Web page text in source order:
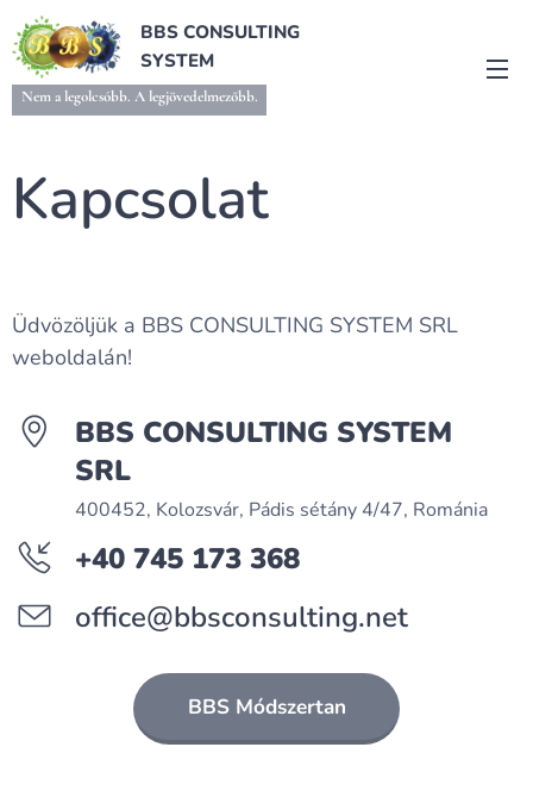
BBS CONSULTING
SYSTEM
Nem a legolcsóbb. A legjövedelmezőbb.
Kapcsolat
Üdvözöljük a BBS CONSULTING SYSTEM SRL
weboldalán!
BBS CONSULTING SYSTEM
SRL
400452, Kolozsvár, Pádis sétány 4/47, Románia
+40 745 173 368
office@bbsconsulting.net
BBS Módszertan